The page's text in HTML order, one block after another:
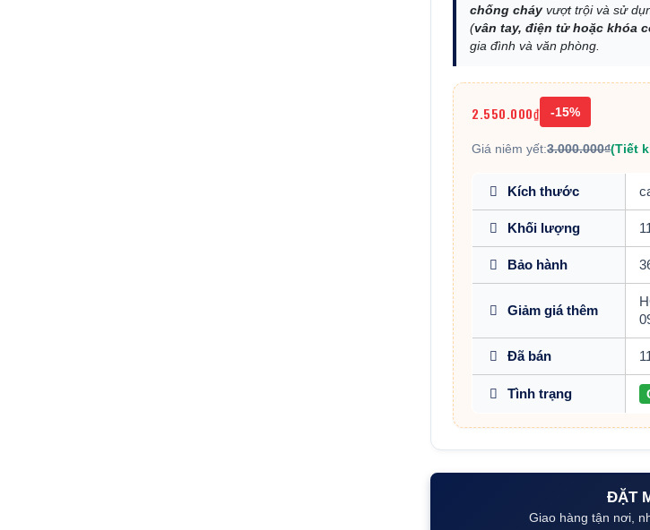
chống cháy vượt trội và sử
(vân tay, điện tử hoặc khóa
gia đình và văn phòng.
2.550.000₫ -15%
Giá niêm yết:3.000.000₫(Tiết
Kích thước
Khối lượng
Bảo hành
Giảm giá thêm
Đã bán
Tình trạng
ĐẶT
Giao hàng tận nơi,